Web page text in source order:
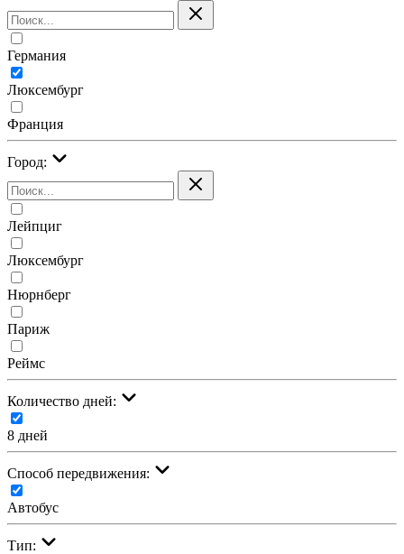
Германия
Люксембург
Франция
Город:
Лейпциг
Люксембург
Нюрнберг
Париж
Реймс
Количество дней:
8 дней
Cпособ передвижения:
Автобус
Тип: